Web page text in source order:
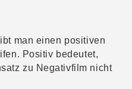
genutzt.
inzwischen nicht mehr
wird als Collage
Kunstwerke aus
bezeichnet
man einen positiven
Positiv bedeutet,
zu Negativfilm nicht